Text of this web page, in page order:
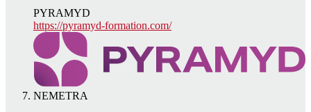
PYRAMYD
https://pyramyd-formation.com/
NEMETRA